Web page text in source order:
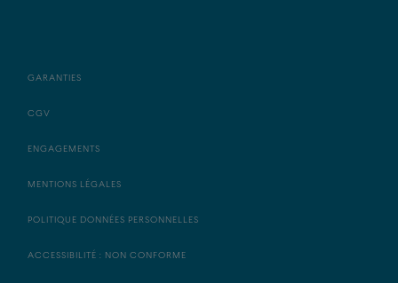
GARANTIES
CGV
ENGAGEMENTS
MENTIONS LÉGALES
POLITIQUE DONNÉES PERSONNELLES
ACCESSIBILITÉ : NON CONFORME